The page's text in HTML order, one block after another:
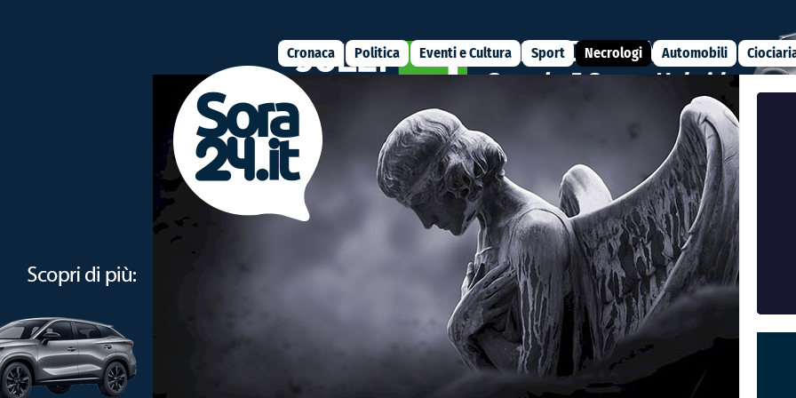
Cronaca Politica Eventi e Cultura Sport Necrologi Automobili